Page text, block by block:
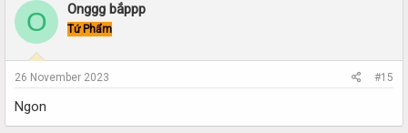
O Onggg bắppp
Tứ Phẩm
26 November 2023 #15
Ngon